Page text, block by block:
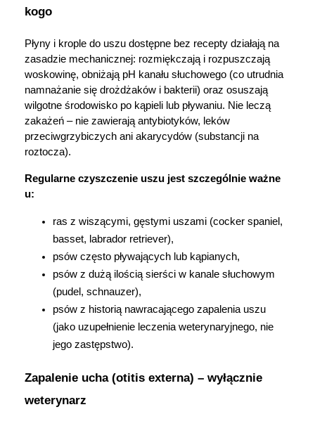
kogo
Płyny i krople do uszu dostępne bez recepty działają na
zasadzie mechanicznej: rozmiękczają i rozpuszczają
woskowinę, obniżają pH kanału słuchowego (co utrudnia
namnażanie się drożdżaków i bakterii) oraz osuszają
wilgotne środowisko po kąpieli lub pływaniu. Nie leczą
zakażeń – nie zawierają antybiotyków, leków
przeciwgrzybiczych ani akarycydów (substancji na
roztocza).
Regularne czyszczenie uszu jest szczególnie ważne
u:
ras z wiszącymi, gęstymi uszami (cocker spaniel,
basset, labrador retriever),
psów często pływających lub kąpianych,
psów z dużą ilością sierści w kanale słuchowym
(pudel, schnauzer),
psów z historią nawracającego zapalenia uszu
(jako uzupełnienie leczenia weterynaryjnego, nie
jego zastępstwo).
Zapalenie ucha (otitis externa) – wyłącznie
weterynarz